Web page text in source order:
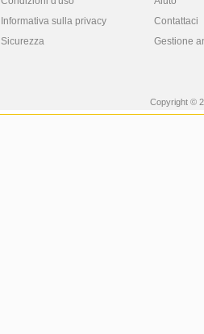
Informativa sulla privacy
Sicurezza
Contattaci
Gestione
Copyright ©